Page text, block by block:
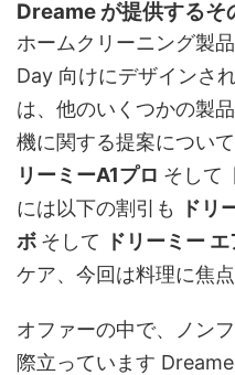
Dreame が提供するそ
ホームクリーニング製
Day 向けにデザインさ
は、他のいくつかの製
機に関する提案につい
リーミーA1プロ そして
には以下の割引も
ドリ
ボ そして ドリーミー
ケア、今回は料理に焦点
オファーの中で、ノン
際立っています